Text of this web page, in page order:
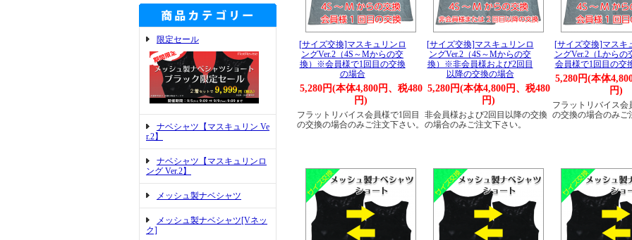
限定セール
ナベシャツ【マスキュリン Ve
r.2】
ナベシャツ【マスキュリンロ
ング Ver.2】
メッシュ製ナベシャツ
メッシュ製ナベシャツ[Vネッ
ク]
[サイズ交換]マスキュリンロ
ングVer.2（4S～Mからの交
換）※会員様で1回目の交換
の場合
5,280円(本体4,800円、税480
円)
フラットリバイス会員様で1回目
の交換の場合のみご注文下さい。
[サイズ交換]マスキュリンロ
ングVer.2（4S～Mからの交
換）※非会員様および2回目
以降の交換の場合
5,280円(本体4,800円、税480
円)
非会員様および2回目以降の交換
の場合のみご注文下さい。
[サイズ交換]マスキ
ングVer.2（Lから
会員様で1回目の交
5,280円(本体
円)
フラットリバイス会
の交換の場合のみご